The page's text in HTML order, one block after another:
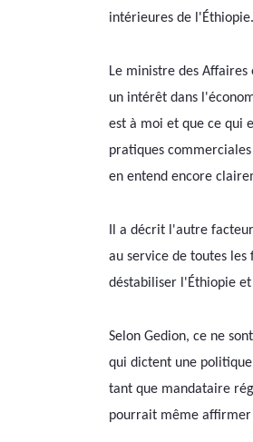
intérieures de
Le ministre des
un intérêt dans
est à moi et que ce qui
pratiques
en entend encore
Il a décrit l'autre
au service de toutes
déstabiliser
Selon Gedion, ce ne
qui dictent une
tant que mandataire
pourrait même